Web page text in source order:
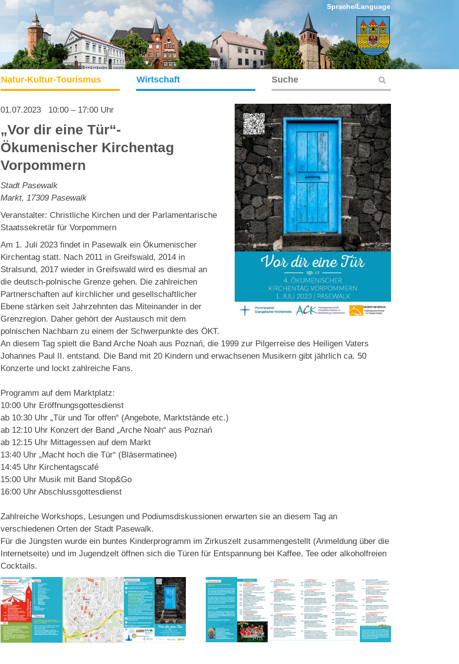
Sprache/Language
Natur-Kultur-Tourismus Wirtschaft
01.07.2023 10:00 – 17:00 Uhr
„Vor dir eine Tür“-
Ökumenischer Kirchentag
Vorpommern
Stadt Pasewalk
Markt, 17309 Pasewalk
Veranstalter: Christliche Kirchen und der Parlamentarische
Staatssekretär für Vorpommern
Am 1. Juli 2023 findet in Pasewalk ein Ökumenischer
Kirchentag statt. Nach 2011 in Greifswald, 2014 in
Stralsund, 2017 wieder in Greifswald wird es diesmal an
die deutsch-polnische Grenze gehen. Die zahlreichen
Partnerschaften auf kirchlicher und gesellschaftlicher
Ebene stärken seit Jahrzehnten das Miteinander in der
Grenzregion. Daher gehört der Austausch mit dem
polnischen Nachbarn zu einem der Schwerpunkte des ÖKT.
An diesem Tag spielt die Band Arche Noah aus Poznań, die 1999 zur Pilgerreise des Heiligen Vaters
Johannes Paul II. entstand. Die Band mit 20 Kindern und erwachsenen Musikern gibt jährlich ca. 50
Konzerte und lockt zahlreiche Fans.
Programm auf dem Marktplatz:
10:00 Uhr Eröffnungsgottesdienst
ab 10:30 Uhr „Tür und Tor offen“ (Angebote, Marktstände etc.)
ab 12:10 Uhr Konzert der Band „Arche Noah“ aus Poznań
ab 12:15 Uhr Mittagessen auf dem Markt
13:40 Uhr „Macht hoch die Tür“ (Bläsermatinee)
14:45 Uhr Kirchentagscafé
15:00 Uhr Musik mit Band Stop&Go
16:00 Uhr Abschlussgottesdienst
Zahlreiche Workshops, Lesungen und Podiumsdiskussionen erwarten sie an diesem Tag an
verschiedenen Orten der Stadt Pasewalk.
Für die Jüngsten wurde ein buntes Kinderprogramm im Zirkuszelt zusammengestellt (Anmeldung über die
Internetseite) und im Jugendzelt öffnen sich die Türen für Entspannung bei Kaffee, Tee oder alkoholfreien
Cocktails.